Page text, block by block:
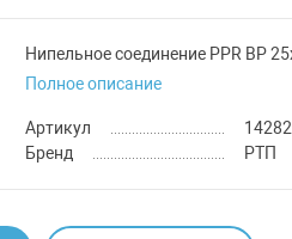
Нипельное соединение PPR ВР
Полное описание
Артикул
14282
Бренд
РТП